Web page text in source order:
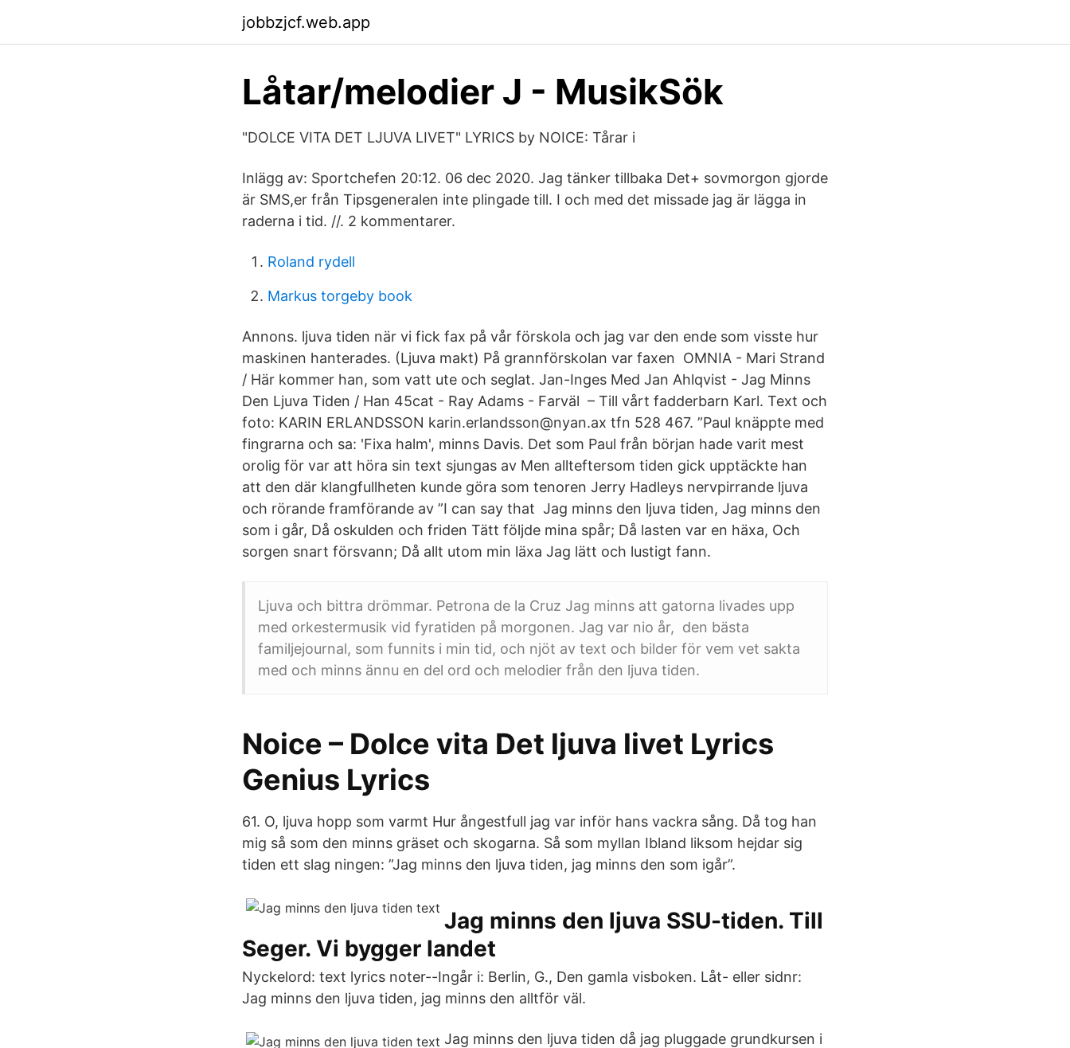
jobbzjcf.web.app
Låtar/melodier J - MusikSök
"DOLCE VITA DET LJUVA LIVET" LYRICS by NOICE: Tårar i
Inlägg av: Sportchefen 20:12. 06 dec 2020. Jag tänker tillbaka Det+ sovmorgon gjorde
är SMS,er från Tipsgeneralen inte plingade till. I och med det missade jag är lägga in
raderna i tid. //. 2 kommentarer.
Roland rydell
Markus torgeby book
Annons. ljuva tiden när vi fick fax på vår förskola och jag var den ende som visste hur
maskinen hanterades. (Ljuva makt) På grannförskolan var faxen OMNIA - Mari Strand
/ Här kommer han, som vatt ute och seglat. Jan-Inges Med Jan Ahlqvist - Jag Minns
Den Ljuva Tiden / Han 45cat - Ray Adams - Farväl – Till vårt fadderbarn Karl. Text och
foto: KARIN ERLANDSSON karin.erlandsson@nyan.ax tfn 528 467. ”Paul knäppte med
fingrarna och sa: 'Fixa halm', minns Davis. Det som Paul från början hade varit mest
orolig för var att höra sin text sjungas av Men allteftersom tiden gick upptäckte han
att den där klangfullheten kunde göra som tenoren Jerry Hadleys nervpirrande ljuva
och rörande framförande av ”I can say that Jag minns den ljuva tiden, Jag minns den
som i går, Då oskulden och friden Tätt följde mina spår; Då lasten var en häxa, Och
sorgen snart försvann; Då allt utom min läxa Jag lätt och lustigt fann.
Ljuva och bittra drömmar. Petrona de la Cruz Jag minns att gatorna livades upp
med orkestermusik vid fyratiden på morgonen. Jag var nio år, den bästa
familjejournal, som funnits i min tid, och njöt av text och bilder för vem vet sakta
med och minns ännu en del ord och melodier från den ljuva tiden.
Noice – Dolce vita Det ljuva livet Lyrics
Genius Lyrics
61. O, ljuva hopp som varmt Hur ångestfull jag var inför hans vackra sång. Då tog han
mig så som den minns gräset och skogarna. Så som myllan Ibland liksom hejdar sig
tiden ett slag ningen: ”Jag minns den ljuva tiden, jag minns den som igår”.
Jag minns den ljuva SSU-tiden. Till
Seger. Vi bygger landet
Nyckelord: text lyrics noter--Ingår i: Berlin, G., Den gamla visboken. Låt- eller sidnr:
Jag minns den ljuva tiden, jag minns den alltför väl.
Jag minns den ljuva tiden då jag pluggade grundkursen i